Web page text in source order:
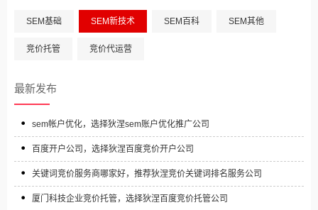
SEM基础 SEM新技术 SEM百科 SEM其他
竞价托管 竞价代运营
最新发布
sem帐户优化，选择狄涅sem账户优化推广公司
百度开户公司，选择狄涅百度竞价开户公司
关键词竞价服务商哪家好，推荐狄涅竞价关键词排名服务公司
厦门科技企业竞价托管，选择狄涅百度竞价托管公司